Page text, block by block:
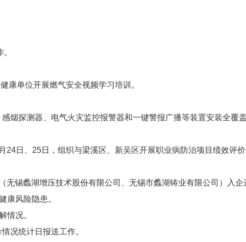
康单位开展燃气安全视频学习培训。
烟探测器、电气火灾监控报警器和一键警报广播等装置安装全覆盖
日、25日，组织与梁溪区、新吴区开展职业病防治项目绩效评价
无锡蠡湖增压技术股份有限公司、无锡市蠡湖铸业有限公司）入
康风险隐患。
情况。
况统计日报送工作。